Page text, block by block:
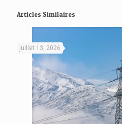
Articles Similaires
juillet 13, 2026